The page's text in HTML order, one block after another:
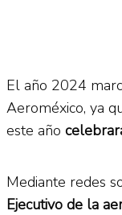
El año 2024
Aeroméxico, ya
este año
Mediante redes
Ejecutivo de la